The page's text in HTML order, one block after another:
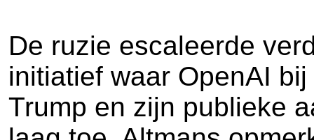
De ruzie escaleerde
initiatief waar OpenAI
Trump en zijn publieke